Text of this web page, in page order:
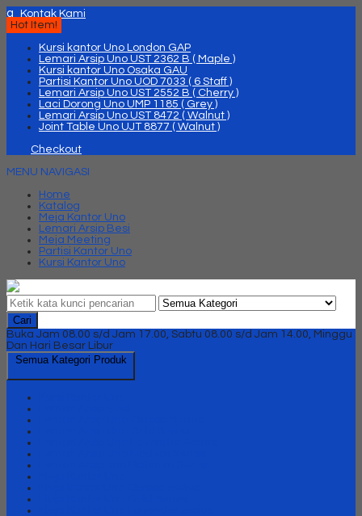
q
Kontak Kami
Hot Item!
Kursi kantor Uno London GAP
Lemari Arsip Uno UST 2362 B ( Maple )
Kursi kantor Uno Osaka GAU
Partisi Kantor Uno UOD 7033 ( 6 Staff )
Lemari Arsip Uno UST 2552 B ( Cherry )
Laci Dorong Uno UMP 1185 ( Grey )
Lemari Arsip Uno UST 8472 ( Walnut )
Joint Table Uno UJT 8877 ( Walnut )
Checkout
MENU NAVIGASI
Home
Katalog
Meja Kantor Uno
Lemari Arsip Besi
Meja Meeting
Partisi Kantor Uno
Kursi Kantor Uno
Cari
Buka Jam 08.00 s/d Jam 17.00, Sabtu 08.00 s/d Jam 14.00, Minggu
Dan Hari Besar Libur
Semua Kategori Produk